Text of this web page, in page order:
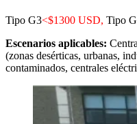
Tipo G3<$1300 USD, Tipo
Escenarios aplicables:
(zonas desérticas, urbanas,
contaminados, centrales